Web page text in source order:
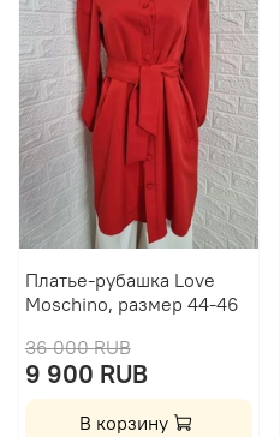
Платье-рубашка Love
Moschino, размер 44-46
36 000 RUB
9 900 RUB
В корзину